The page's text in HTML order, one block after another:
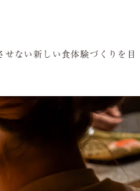
ない新しい食体験づくりを目